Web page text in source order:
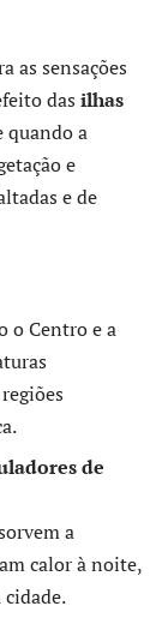
as sensações
das ilhas
quando a
e
e de
o Centro e a
de
a
calor à noite,